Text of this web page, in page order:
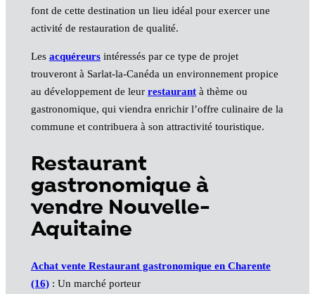
font de cette destination un lieu idéal pour exercer une
activité de restauration de qualité.
Les acquéreursintéressés par ce type de projet
trouveront à Sarlat-la-Canéda un environnement propice
au développement de leur restaurantà thème ou
gastronomique, qui viendra enrichir l’offre culinaire de la
commune et contribuera à son attractivité touristique.
Restaurant
gastronomique à
vendre Nouvelle-
Aquitaine
Achat vente Restaurant gastronomique en Charente
(16): Un marché porteur